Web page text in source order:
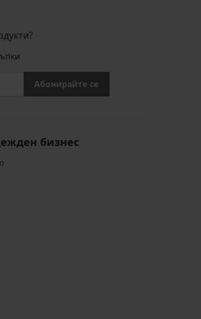
Абонирайте се
бизнес